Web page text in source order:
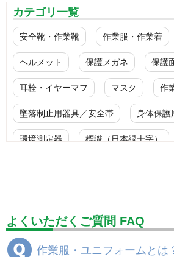
カテゴリ一覧
安全靴・作業靴 作業服・作業着
ヘルメット 保護メガネ 保護
耳栓・イヤーマフ マスク 作
墜落制止用器具／安全帯 身体保護
環境測定器 標識（日本緑十字）
設備用品・作業補助用品 工事作業
分煙対策機器
よくいただくご質問 FAQ
作業服・ユニフォームとは